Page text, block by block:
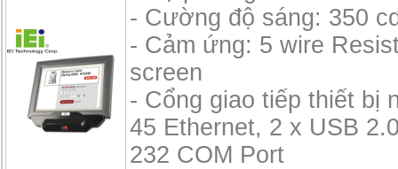
- Cường độ sáng: 350
- Cảm ứng: 5 wire
screen
- Cổng giao tiếp thiết bị
45 Ethernet, 2 x USB
232 COM Port